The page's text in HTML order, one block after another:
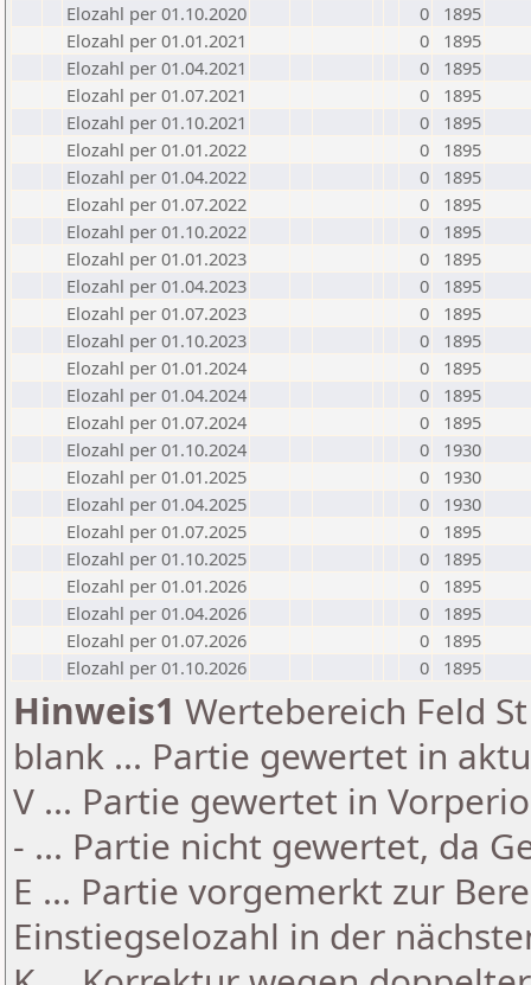
Elozahl per 01.10.2020
0
1895
Elozahl per 01.01.2021
0
1895
Elozahl per 01.04.2021
0
1895
Elozahl per 01.07.2021
0
1895
Elozahl per 01.10.2021
0
1895
Elozahl per 01.01.2022
0
1895
Elozahl per 01.04.2022
0
1895
Elozahl per 01.07.2022
0
1895
Elozahl per 01.10.2022
0
1895
Elozahl per 01.01.2023
0
1895
Elozahl per 01.04.2023
0
1895
Elozahl per 01.07.2023
0
1895
Elozahl per 01.10.2023
0
1895
Elozahl per 01.01.2024
0
1895
Elozahl per 01.04.2024
0
1895
Elozahl per 01.07.2024
0
1895
Elozahl per 01.10.2024
0
1930
Elozahl per 01.01.2025
0
1930
Elozahl per 01.04.2025
0
1930
Elozahl per 01.07.2025
0
1895
Elozahl per 01.10.2025
0
1895
Elozahl per 01.01.2026
0
1895
Elozahl per 01.04.2026
0
1895
Elozahl per 01.07.2026
0
1895
Elozahl per 01.10.2026
0 1895
Hinweis1 Wertebereich Feld
blank ... Partie gewertet in
V ... Partie gewertet in
- ... Partie nicht gewertet, da
E ... Partie vorgemerkt zur
Einstiegselozahl in der